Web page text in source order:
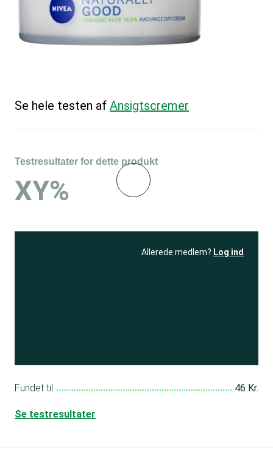
Se hele testen af Ansigtscremer
Testresultater for dette produkt
XY%
Allerede medlem? Log ind
Fundet til 46 Kr.
Se testresultater